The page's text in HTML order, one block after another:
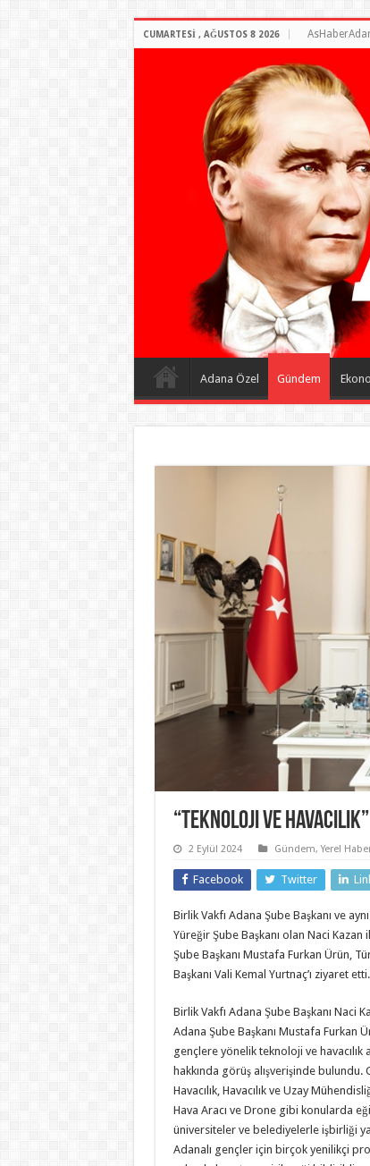
CUMARTESI , AĞUSTOS 8 2026
Adana Özel Gündem
“Teknoloji ve
2 Eylül 2024 Gündem,Yerel
Facebook Twitter
Birlik Vakfı Adana Şube Başkanı ve
Yüreğir Şube Başkanı olan Naci Kazan
Şube Başkanı Mustafa Furkan Ürün,
Başkanı Vali Kemal Yurtnaç’ı ziyaret etti.
Birlik Vakfı Adana Şube Başkanı Naci
Adana Şube Başkanı Mustafa Furkan
gençlere yönelik teknoloji ve
hakkında görüş alışverişinde bulundu.
Havacılık, Havacılık ve Uzay
Hava Aracı ve Drone gibi konularda
üniversiteler ve belediyelerle işbirliği
Adanalı gençler için birçok yenilikçi